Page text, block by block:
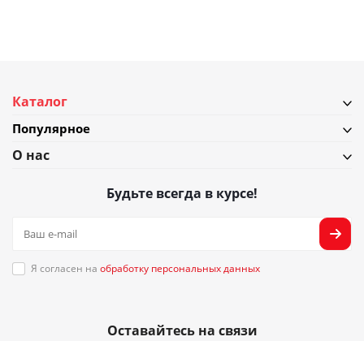
Каталог
Популярное
О нас
Будьте всегда в курсе!
Я согласен на обработку персональных данных
Оставайтесь на связи